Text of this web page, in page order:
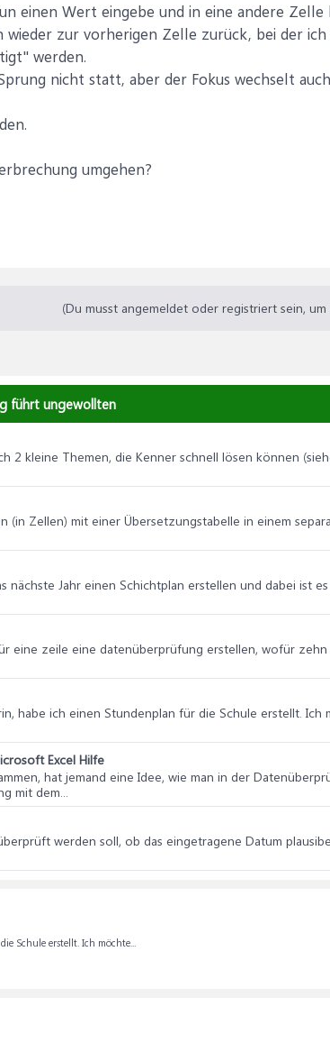
einen Wert eingebe und in eine andere Zelle
wieder zur vorherigen Zelle zurück, bei der ich
werden.
nicht statt, aber der Fokus wechselt
umgehen?
(Du musst angemeldet oder registriert sein,
führt ungewollten
2 kleine Themen, die Kenner schnell lösen können
(in Zellen) mit einer Übersetzungstabelle in einem
Jahr einen Schichtplan erstellen und dabei ist
eine zeile eine datenüberprüfung erstellen, wofür
habe ich einen Stundenplan für die Schule erstellt. Ich
Excel Hilfe
hat jemand eine Idee, wie man in der
mit dem...
werden soll, ob das eingetragene Datum
Schule erstellt. Ich möchte...